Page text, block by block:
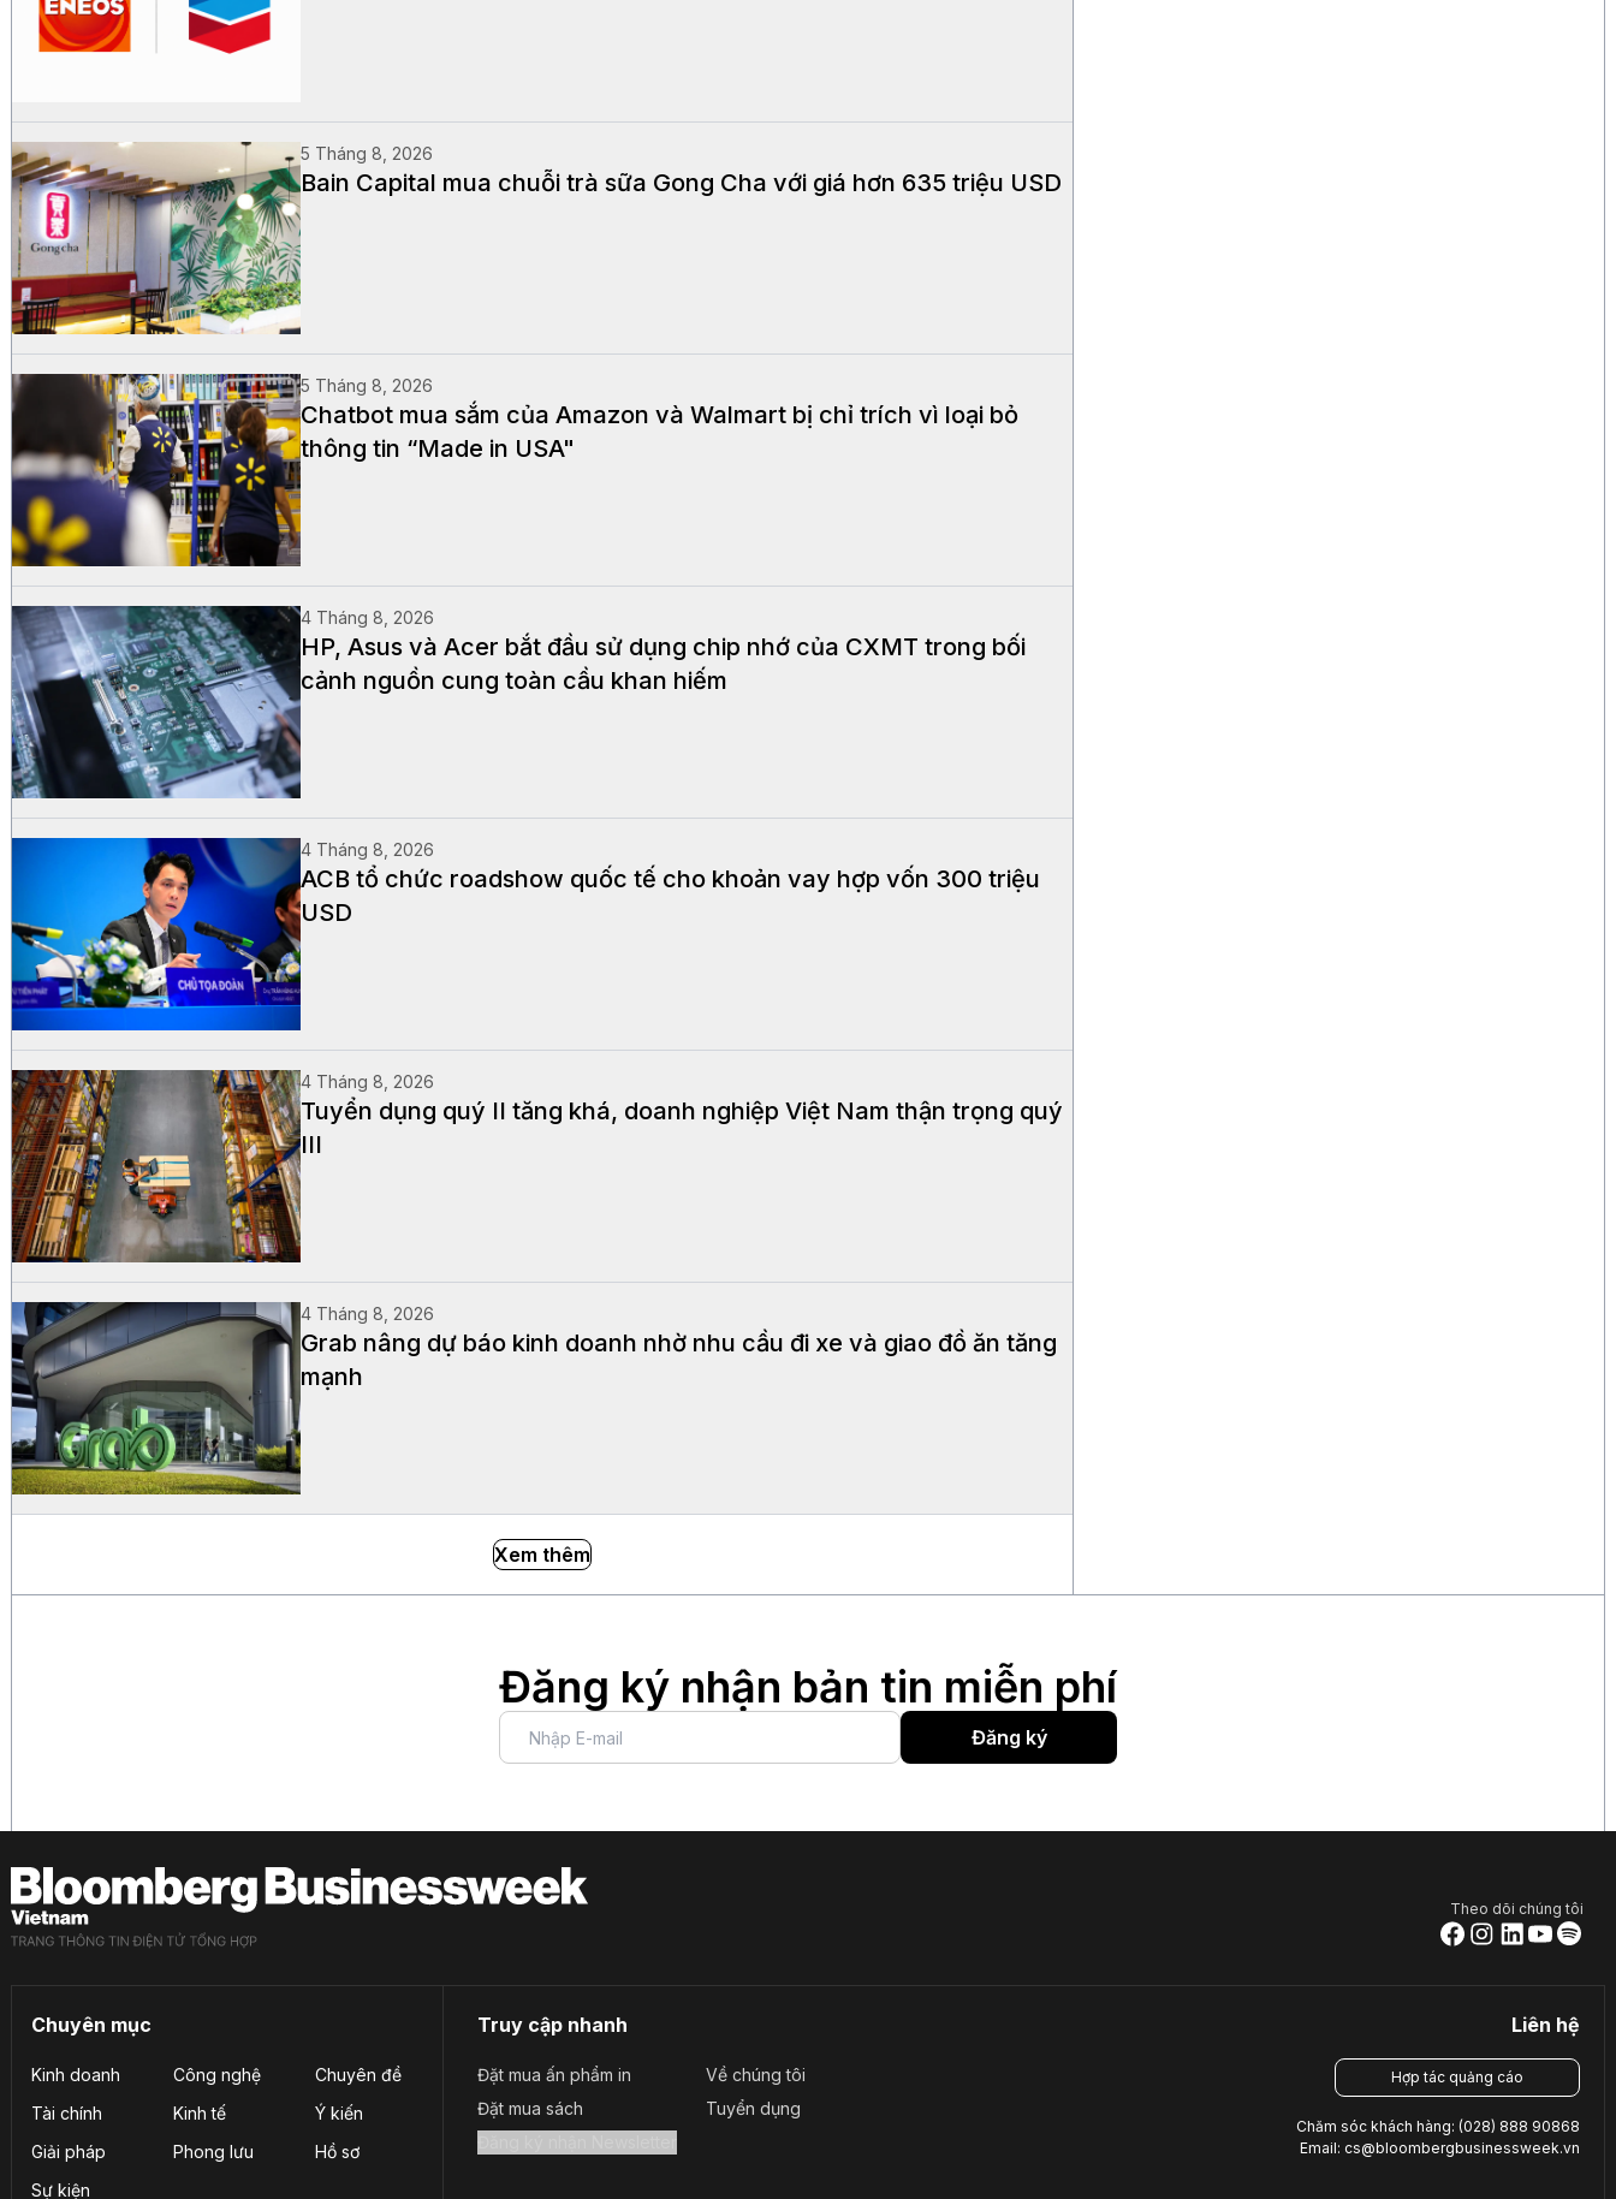
5 Tháng 8, 2026
Bain Capital mua chuỗi trà sữa Gong Cha với giá hơn 635 triệu USD
5 Tháng 8, 2026
Chatbot mua sắm của Amazon và Walmart bị chỉ trích vì loại bỏ
thông tin “Made in USA"
4 Tháng 8, 2026
HP, Asus và Acer bắt đầu sử dụng chip nhớ của CXMT trong bối
cảnh nguồn cung toàn cầu khan hiếm
4 Tháng 8, 2026
ACB tổ chức roadshow quốc tế cho khoản vay hợp vốn 300 triệu
USD
4 Tháng 8, 2026
Tuyển dụng quý II tăng khá, doanh nghiệp Việt Nam thận trọng quý
III
4 Tháng 8, 2026
Grab nâng dự báo kinh doanh nhờ nhu cầu đi xe và giao đồ ăn tăng
mạnh
Xem thêm
Đăng ký nhận bản tin miễn phí
Đăng ký
Theo dõi chúng tôi
Chuyên mục
Kinh doanh Công nghệ
Chuyên đề
Tài chính
Kinh tế
Ý kiến
Giải pháp
Phong lưu
Hồ sơ
Sự kiện
Truy cập nhanh
Đặt mua ấn phẩm in
Đặt mua sách
Về chúng tôi
Tuyển dụng
Liên hệ
Hợp tác quảng cáo
Chăm sóc khách hàng: (028) 888 90868
Email: cs@bloombergbusinessweek.vn